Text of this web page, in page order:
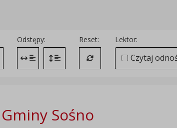
Odstępy:
Zmień odstęp między literami
Zmień interlinię i margines między
Reset:
Przywróć ustawienia
Lektor:
Czytaj
Sośno